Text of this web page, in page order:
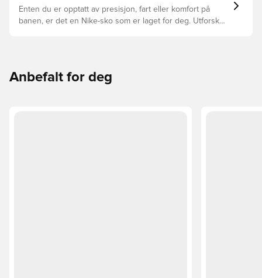
Enten du er opptatt av presisjon, fart eller komfort på
banen, er det en Nike-sko som er laget for deg. Utforsk
Anbefalt for deg